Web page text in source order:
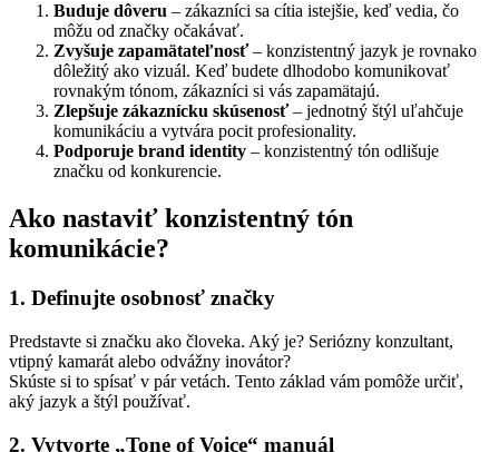
Buduje dôveru – zákazníci sa cítia istejšie, keď vedia, čo
môžu od značky očakávať.
Zvyšuje zapamätateľnosť– konzistentný jazyk je rovnako
dôležitý ako vizuál. Keď budete dlhodobo komunikovať
rovnakým tónom, zákazníci si vás zapamätajú.
Zlepšuje zákaznícku skúsenosť– jednotný štýl uľahčuje
komunikáciu a vytvára pocit profesionality.
Podporuje brand identity – konzistentný tón odlišuje
značku od konkurencie.
Ako nastaviť konzistentný tón
komunikácie?
1. Definujte osobnosť značky
Predstavte si značku ako človeka. Aký je? Seriózny konzultant,
vtipný kamarát alebo odvážny inovátor?
Skúste si to spísať v pár vetách. Tento základ vám pomôže určiť,
aký jazyk a štýl používať.
2. Vytvorte „Tone of Voice“ manuál